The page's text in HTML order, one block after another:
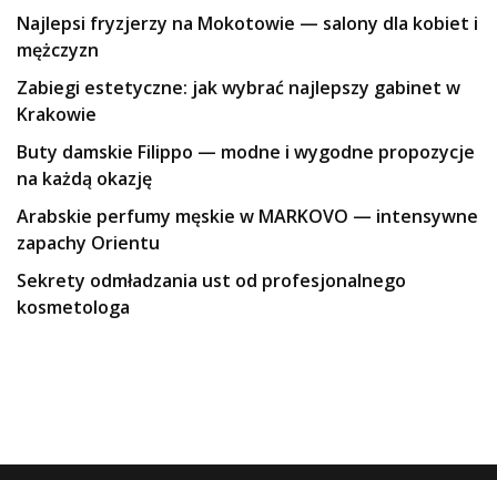
Najlepsi fryzjerzy na Mokotowie — salony dla kobiet i
mężczyzn
Zabiegi estetyczne: jak wybrać najlepszy gabinet w
Krakowie
Buty damskie Filippo — modne i wygodne propozycje
na każdą okazję
Arabskie perfumy męskie w MARKOVO — intensywne
zapachy Orientu
Sekrety odmładzania ust od profesjonalnego
kosmetologa